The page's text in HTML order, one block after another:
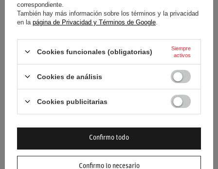
GORRO DE PESCADOR TOYOTA
GAZOO RACING GR
REVERSIBLE
27,70 €
GORRA TEAM TOYOTA GAZOO
RACING WRT PLATEADA
32,30 €
correspondiente.
También hay más información sobre los términos y la privacidad
en la página de Privacidad y Términos de Google
Cookies funcionales (obligatorias)
Siempre
activos
Cookies de análisis
Cookies publicitarias
Confirmo lo necesario
Confirmo todo